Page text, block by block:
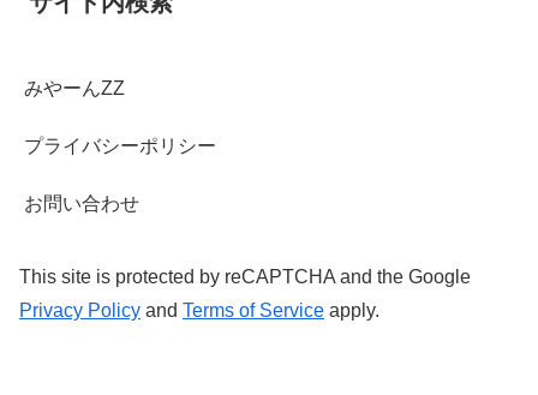
みやーんZZ
プライバシーポリシー
お問い合わせ
This site is protected by reCAPTCHA and the Google
Privacy Policy and Terms of Service apply.